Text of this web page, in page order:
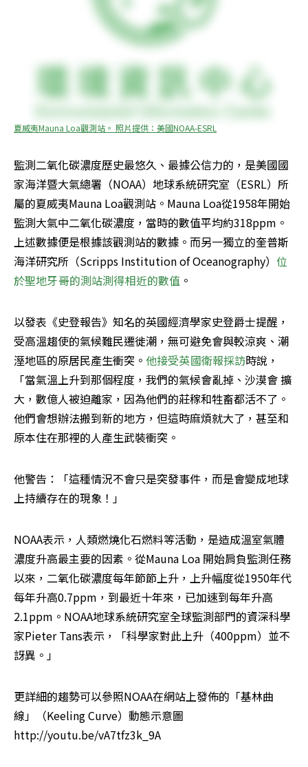
夏威夷Mauna Loa觀測站。 照片提供：美國NOAA-ESRL
監測二氧化碳濃度歷史最悠久、最據公信力的，是美國國
家海洋暨大氣總署（NOAA）地球系統研究室（ESRL）所
屬的夏威夷Mauna Loa觀測站。Mauna Loa從1958年開始
監測大氣中二氧化碳濃度，當時的數值平均約318ppm。
上述數據便是根據該觀測站的數據。而另一獨立的奎普斯
海洋研究所（Scripps Institution of Oceanography） 位
於聖地牙哥的測站測得相近的數值 。
以發表《史登報告》知名的英國經濟學家史登爵士提醒，
受高溫趨使的氣候難民遷徙潮，無可避免會與較涼爽、潮
溼地區的原居民產生衝突。 他接受英國衛報採訪時說，
「當氣溫上升到那個程度，我們的氣候會亂掉、沙漠會 擴
大，數億人被迫離家，因為他們的莊稼和牲畜都活不了。
他們會想辦法搬到新的地方，但這時麻煩就大了，甚至和
原本住在那裡的人產生武裝衝突。
他警告：「這種情況不會只是突發事件，而是會變成地球
上持續存在的現象！」
NOAA表示，人類燃燒化石燃料等活動，是造成溫室氣體
濃度升高最主要的因素。從Mauna Loa 開始肩負監測任務
以來，二氧化碳濃度每年節節上升，上升幅度從1950年代
每年升高0.7ppm，到最近十年來，已加速到每年升高
2.1ppm。NOAA地球系統研究室全球監測部門的資深科學
家Pieter Tans表示，「科學家對此上升（400ppm）並不
訝異。」
更詳細的趨勢可以參照NOAA在網站上發佈的「基林曲
線」（Keeling Curve）動態示意圖
http://youtu.be/vA7tfz3k_9A